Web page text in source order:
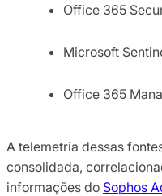
Office 365
Microsoft
Office 365
A telemetria dessas
consolidada,
informações do Sophos